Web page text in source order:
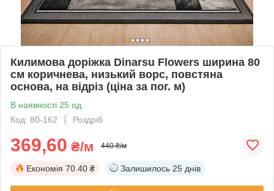
Килимова доріжка Dinarsu Flowers ширина 80
см коричнева, низький ворс, повстяна
основа, на відріз (ціна за пог. м)
В наявності 25 од.
Код: 80-162
Роздріб
369,60 ₴/м 440 ₴/м
Економія 70.40 ₴ Залишилось 25 днів